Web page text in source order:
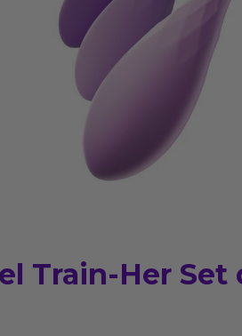
Train-Her Set